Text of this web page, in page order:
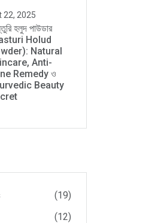
22, 2025
হলুদ পাউডার
Holud
Natural
Anti-
Remedy ও
Beauty
(19)
(12)